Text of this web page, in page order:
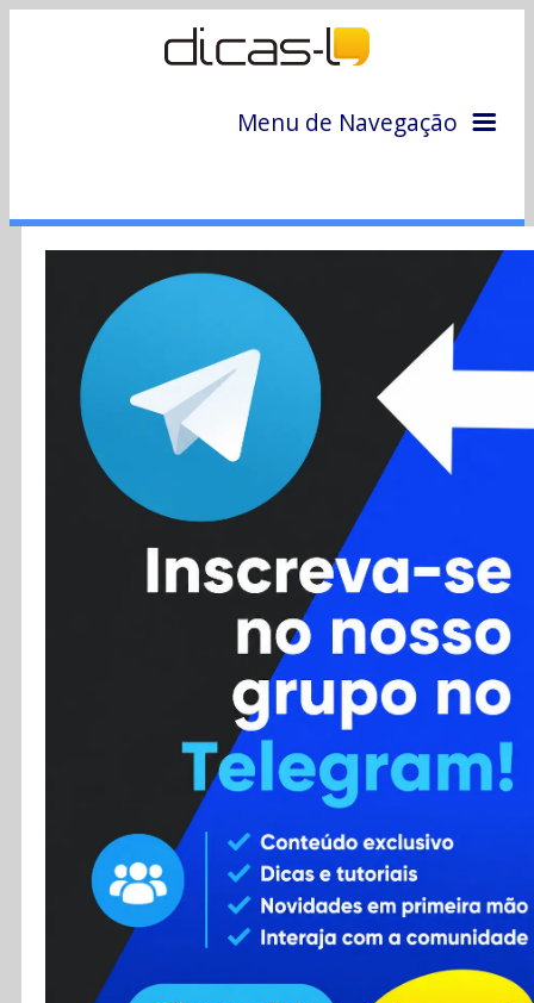
Menu de Navegação
Colunas
Colaboradores
Cursos
Enviar Dica
Contato
RSS